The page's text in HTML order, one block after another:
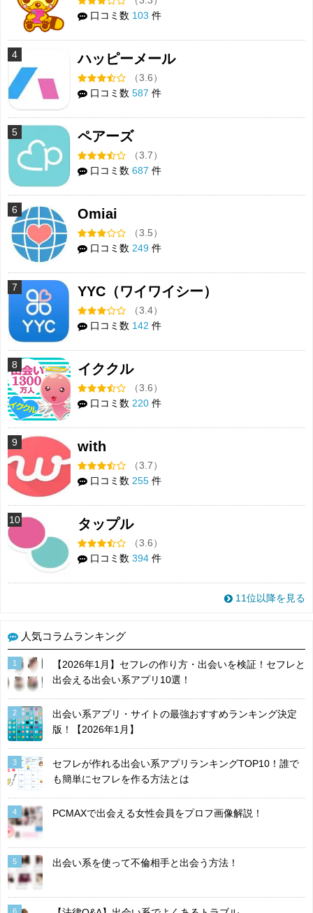
口コミ数 103 件
4 ハッピーメール
（3.6）
口コミ数 587 件
5 ペアーズ
（3.7）
口コミ数 687 件
6 Omiai
（3.5）
口コミ数 249 件
7 YYC（ワイワイシー）
（3.4）
口コミ数 142 件
8 イククル
（3.6）
口コミ数 220 件
9 with
（3.7）
口コミ数 255 件
10 タップル
（3.6）
口コミ数 394 件
11位以降を見る
人気コラムランキング
1
【2026年1月】セフレの作り方・出会いを検証！セフレと
出会える出会い系アプリ10選！
2
出会い系アプリ・サイトの最強おすすめランキング決定
版！【2026年1月】
3
セフレが作れる出会い系アプリランキングTOP10！誰で
も簡単にセフレを作る方法とは
4 PCMAXで出会える女性会員をプロフ画像解説！
5 出会い系を使って不倫相手と出会う方法！
6